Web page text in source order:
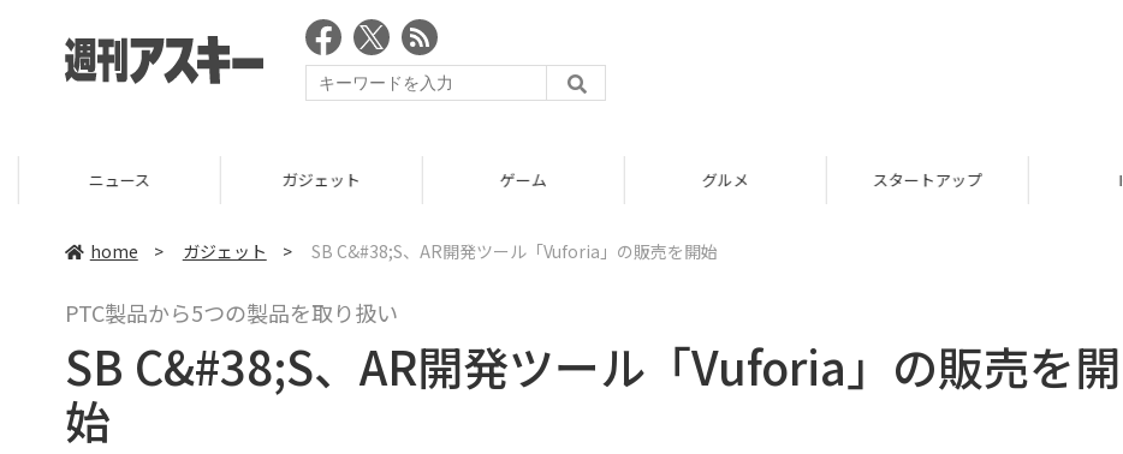
ニュース ガジェット ゲーム グルメ スタートアップ ICT
home > ガジェット > SB C&#38;S、AR開発ツール「Vuforia」の販売を開始
PTC製品から5つの製品を取り扱い
SB C&#38;S、AR開発ツール「Vuforia」の販売を開
始